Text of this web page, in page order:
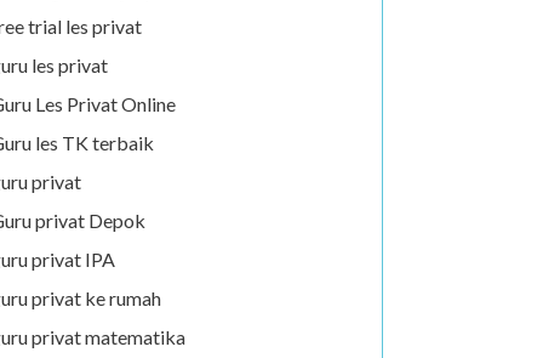
trial les privat
les privat
Les Privat Online
les TK terbaik
privat
privat Depok
privat IPA
privat ke rumah
privat matematika